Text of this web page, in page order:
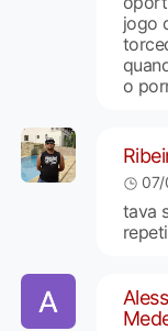
jogo
o
07/
tava